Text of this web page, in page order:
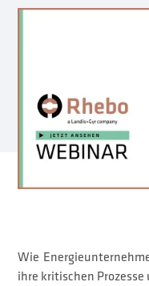
Wie
ihre kritischen